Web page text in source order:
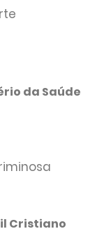
da Saúde
Cristiano